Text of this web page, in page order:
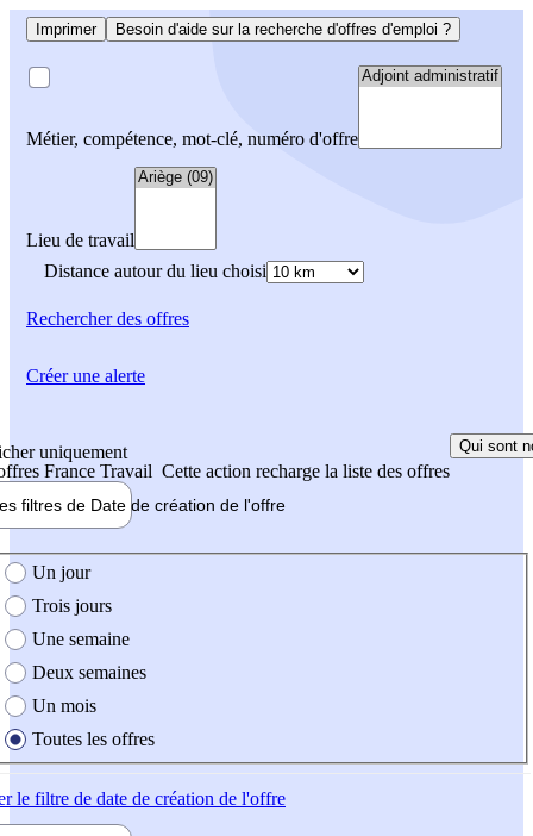
Imprimer Besoin d'aide sur la recherche d'offres d'emploi ?
Métier, compétence, mot-clé, numéro d'offre
Lieu de travail
Distance autour du lieu choisi
Rechercherdes offres
uniquement
France Travail Cette action recharge la liste des offres
Qui sont
filtres de Date de création de l'offre
création de l'offre
Un jour
Trois jours
Une semaine
Deux semaines
Un mois
Toutes les offres
le filtre de date de création de l'offre
Créer une alerte